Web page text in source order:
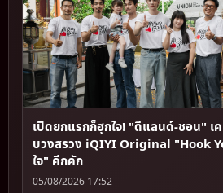
เปิดยกแรกก็ฮุกใจ! "ดีแลนด์-ชอน" เ
บวงสรวง iQIYI Original "Hook
ใจ" คึกคัก
05/08/2026 17:52